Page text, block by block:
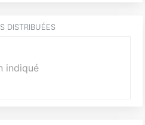
DISTRIBUÉES
indiqué